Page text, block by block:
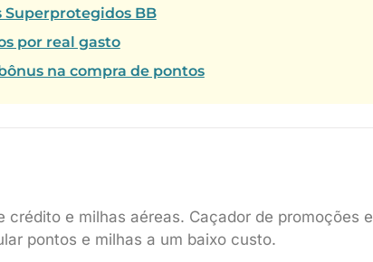
Superprotegidos BB
por real gasto
na compra de pontos
crédito e milhas aéreas. Caçador de promoções e
pontos e milhas a um baixo custo.